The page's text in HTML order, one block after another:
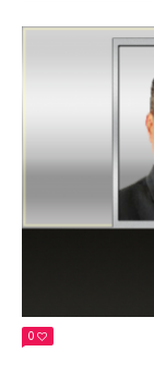
0